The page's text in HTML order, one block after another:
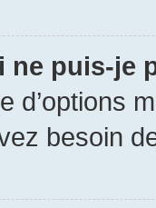
ne puis-je
d’options
besoin